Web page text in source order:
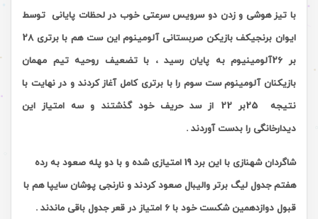
با تیز هوشی و زدن دو سرویس سرعتی خوب در لحظات پایانی توسط
ایوان برنجیکف بازیکن صربستانی آلومینوم این ست هم با برتری 28
بر 26آلومینیوم به پایان رسید ، با تضعیف روحیه تیم مهمان
بازیکنان آلومینوم ست سوم را با برتری کامل آغاز کردند و در نهایت با
نتیجه 25بر 22 از سد حریف خود گذشتند و سه امتیاز این
دیدارخانگی را بدست آوردند .
شاگردان شهنازی با این برد 19 امتیازی شده و با دو پله صعود به رده
هفتم جدول لیگ برتر والیبال صعود کردند و نارنجی پوشان سایپا هم با
قبول دوازدهمین شکست خود با 6 امتیاز در قعر جدول باقی ماندند .